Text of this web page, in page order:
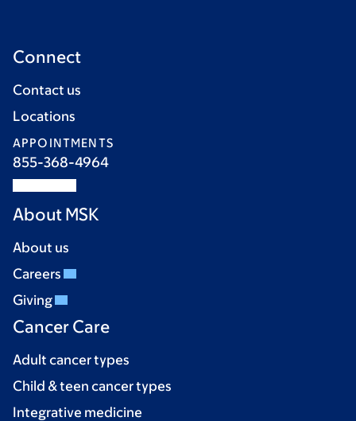
Connect
Contact us
Locations
APPOINTMENTS
855-368-4964
About MSK
About us
Careers
Giving
Cancer Care
Adult cancer types
Child & teen cancer types
Integrative medicine